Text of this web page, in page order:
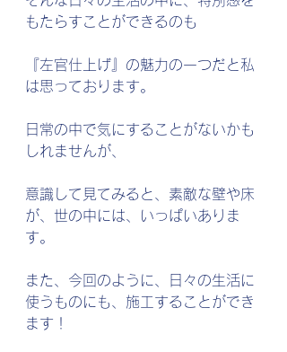
もたらすことができるのも
『左官仕上げ』の魅力の一つだと私
は思っております。
日常の中で気にすることがないかも
しれませんが、
意識して見てみると、素敵な壁や床
が、世の中には、いっぱいありま
す。
また、今回のように、日々の生活に
使うものにも、施工することができ
ます！